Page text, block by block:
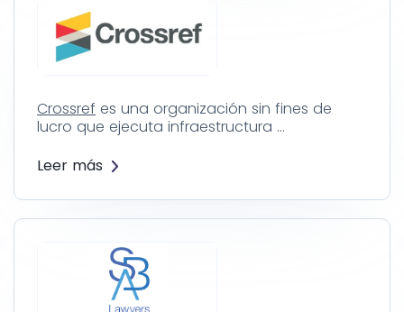
Crossref es una organización sin fines de
lucro que ejecuta infraestructura …
Leer más